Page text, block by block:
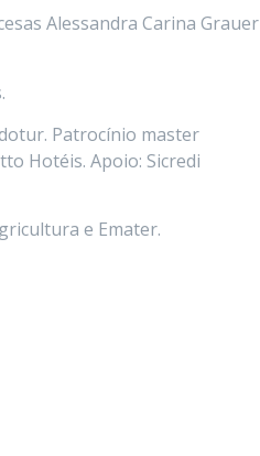
Alessandra Carina Grauer
Patrocínio master
Hotéis. Apoio: Sicredi
e Emater.